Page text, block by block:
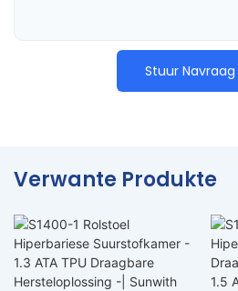
Stuur Navraag
Verwante Produkte